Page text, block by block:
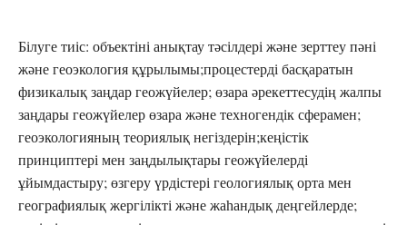
Білуге тиіс: объектіні анықтау тәсілдері және зерттеу пәні
және геоэкология құрылымы;процестерді басқаратын
физикалық заңдар геожүйелер; өзара әрекеттесудің жалпы
заңдары геожүйелер өзара және техногендік сферамен;
геоэкологияның теориялық негіздерін;кеңістік
принциптері мен заңдылықтары геожүйелерді
ұйымдастыру; өзгеру үрдістері геологиялық орта мен
географиялық жергілікті және жаһандық деңгейлерде;